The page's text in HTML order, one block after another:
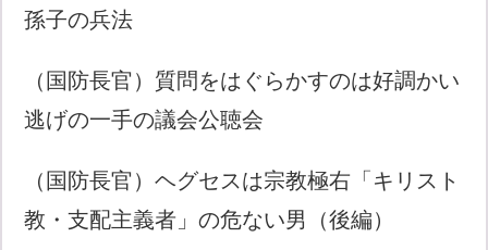
孫子の兵法
（国防長官）質問をはぐらかすのは好調かい
逃げの一手の議会公聴会
（国防長官）ヘグセスは宗教極右「キリスト
教・支配主義者」の危ない男（後編）